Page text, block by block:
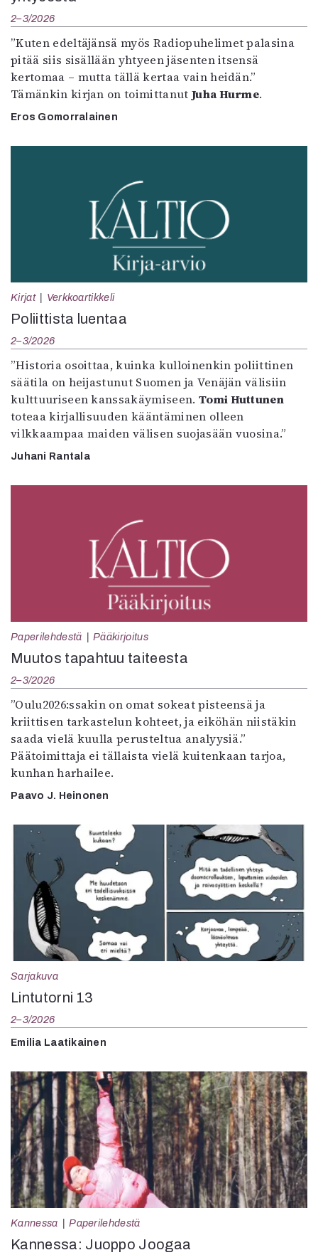
2–3/2026
”Kuten edeltäjänsä myös Radiopuhelimet palasina
pitää siis sisällään yhtyeen jäsenten itsensä
kertomaa – mutta tällä kertaa vain heidän.”
Tämänkin kirjan on toimittanut Juha Hurme.
Eros Gomorralainen
Kirjat Verkkoartikkeli
Poliittista luentaa
2–3/2026
”Historia osoittaa, kuinka kulloinenkin poliittinen
säätila on heijastunut Suomen ja Venäjän välisiin
kulttuuriseen kanssakäymiseen. Tomi Huttunen
toteaa kirjallisuuden kääntäminen olleen
vilkkaampaa maiden välisen suojasään vuosina.”
Juhani Rantala
Paperilehdestä Pääkirjoitus
Muutos tapahtuu taiteesta
2–3/2026
”Oulu2026:ssakin on omat sokeat pisteensä ja
kriittisen tarkastelun kohteet, ja eiköhän niistäkin
saada vielä kuulla perusteltua analyysiä.”
Päätoimittaja ei tällaista vielä kuitenkaan tarjoa,
kunhan harhailee.
Paavo J. Heinonen
Sarjakuva
Lintutorni 13
2–3/2026
Emilia Laatikainen
Kannessa Paperilehdestä
Kannessa: Juoppo Joogaa